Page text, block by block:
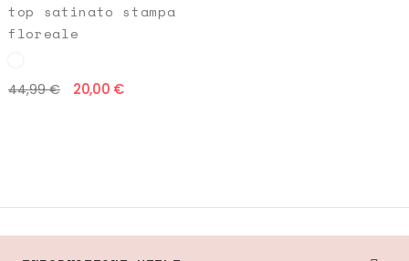
top satinato stampa
floreale
44,99 € 20,00 €